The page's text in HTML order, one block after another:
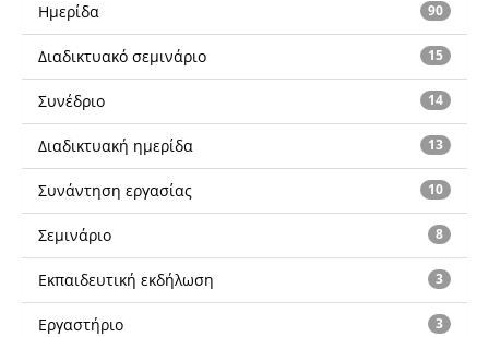
90
Ημερίδα
15
Διαδικτυακό σεμινάριο
14
Συνέδριο
13
Διαδικτυακή ημερίδα
10
Συνάντηση εργασίας
8
Σεμινάριο
3
Εκπαιδευτική εκδήλωση
3
Εργαστήριο